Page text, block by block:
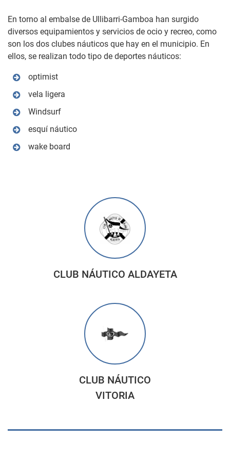
En torno al embalse de Ullibarri-Gamboa han surgido
diversos equipamientos y servicios de ocio y recreo, como
son los dos clubes náuticos que hay en el municipio. En
ellos, se realizan todo tipo de deportes náuticos:
optimist
vela ligera
Windsurf
esquí náutico
wake board
CLUB NÁUTICO ALDAYETA
CLUB NÁUTICO
VITORIA